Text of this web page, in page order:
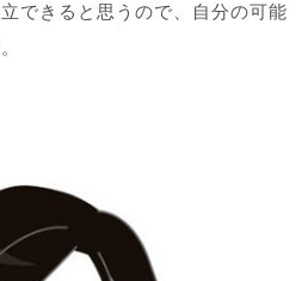
できると思うので、自分の可能